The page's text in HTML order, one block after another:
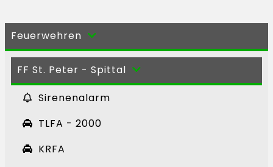
Feuerwehren
FF St. Peter - Spittal
Sirenenalarm
TLFA - 2000
KRFA